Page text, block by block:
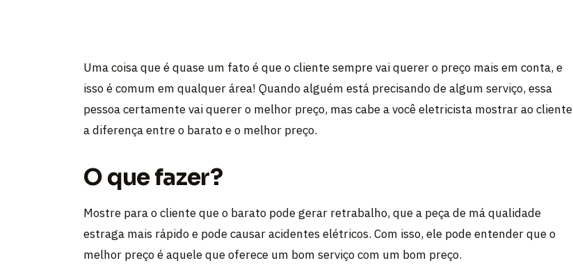
Uma coisa que é quase um fato é que o cliente sempre vai querer o preço mais em conta, e
isso é comum em qualquer área! Quando alguém está precisando de algum serviço, essa
pessoa certamente vai querer o melhor preço, mas cabe a você eletricista mostrar ao cliente
a diferença entre o barato e o melhor preço.
O que fazer?
Mostre para o cliente que o barato pode gerar retrabalho, que a peça de má qualidade
estraga mais rápido e pode causar acidentes elétricos. Com isso, ele pode entender que o
melhor preço é aquele que oferece um bom serviço com um bom preço.